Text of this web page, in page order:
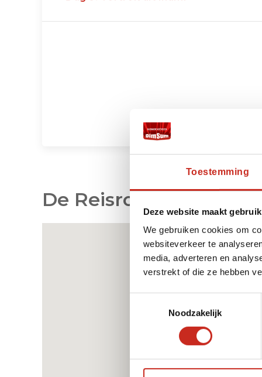
Toestemming
Deze website maakt
We gebruiken cookies om
websiteverkeer te
media, adverteren en
verstrekt of die ze hebben
Noodzakelijk
makers. Dit maakt Inami tot een
reizigers die geïnteresseerd zijn in Japanse
en
ervaart u Inami niet alleen als bezoeker,
verblijf in Inami is een authentieke en
uw rondreis door Japan, ver weg van de
De Reisroute op de